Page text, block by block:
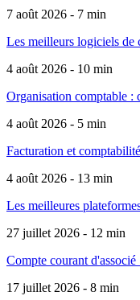
7 août 2026 - 7 min
Les meilleurs logiciels
4 août 2026 - 10 min
Organisation comptable :
4 août 2026 - 5 min
Facturation et
4 août 2026 - 13 min
Les meilleures
27 juillet 2026 - 12 min
Compte courant
17 juillet 2026 - 8 min